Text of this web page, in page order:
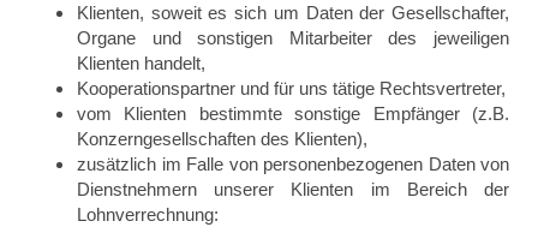
Klienten, soweit es sich um Daten der Gesellschafter,
Organe und sonstigen Mitarbeiter des jeweiligen
Klienten handelt,
Kooperationspartner und für uns tätige Rechtsvertreter,
vom Klienten bestimmte sonstige Empfänger (z.B.
Konzerngesellschaften des Klienten),
zusätzlich im Falle von personenbezogenen Daten von
Dienstnehmern unserer Klienten im Bereich der
Lohnverrechnung: